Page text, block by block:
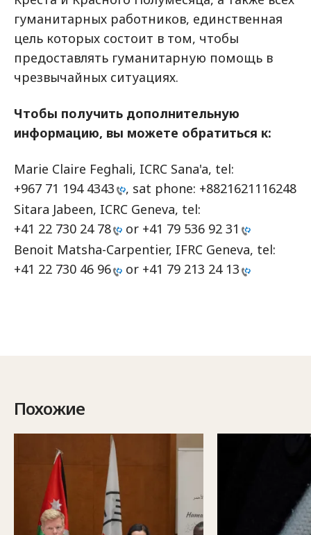
гуманитарных работников, единственная
цель которых состоит в том, чтобы
предоставлять гуманитарную помощь в
чрезвычайных ситуациях.
Чтобы получить дополнительную
информацию, вы можете обратиться к:
Marie Claire Feghali, ICRC Sana'a, tel:
+967 71 194 4343
, sat phone: +8821621116248
Sitara Jabeen, ICRC Geneva, tel:
+41 22 730 24 78
or +41 79 536 92 31
Benoit Matsha-Carpentier, IFRC Geneva, tel:
+41 22 730 46 96
or +41 79 213 24 13
Похожие